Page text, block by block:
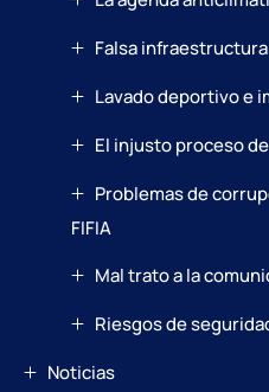
Falsa
Lavado deportivo e
El injusto proceso
Problemas de
FIFIA
Mal trato a la
Riesgos de
Noticias